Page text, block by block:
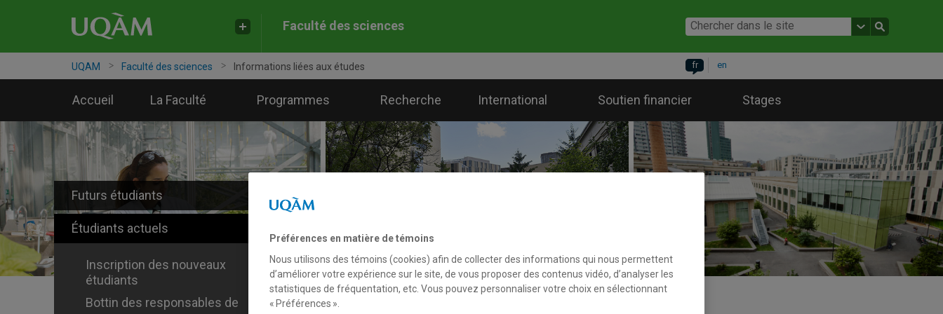
Faculté des sciences
UQAM Faculté des sciences Informations liées aux études fr en
Accueil La Faculté Programmes Recherche International Soutien financier Stages
Futurs étudiants
Étudiants actuels
Inscription des nouveaux
étudiants
Bottin des responsables de
Préférences en matière de témoins
Nous utilisons des témoins (cookies) afin de collecter des informations qui nous permettent
d’améliorer votre expérience sur le site, de vous proposer des contenus vidéo, d’analyser les
statistiques de fréquentation, etc. Vous pouvez personnaliser votre choix en sélectionnant
« Préférences ».